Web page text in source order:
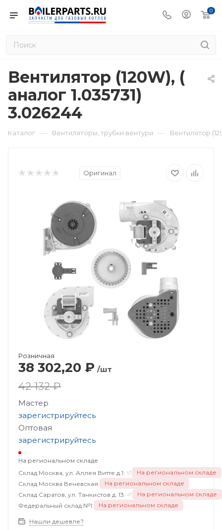
0
Вентилятор (120W), (
аналог 1.035731)
3.026244
Каталог — Вентиляторы, трубки вентури — Вентилятор
Оригинал
Розничная
38 302,20 ₽ /шт
42 132 ₽
Мастер
зарегистрируйтесь
Оптовая
зарегистрируйтесь
На региональном складе
Склад Москва, ул. Аллея Витте д.1:
На региональном складе
Склад Москва Веневская:
На региональном складе
Склад Саратов, ул. Танкистов д. 13:
На региональном складе
Федеральный склад №1:
На региональном складе
Нашли дешевле?